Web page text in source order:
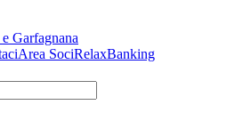
Area SociRelaxBanking